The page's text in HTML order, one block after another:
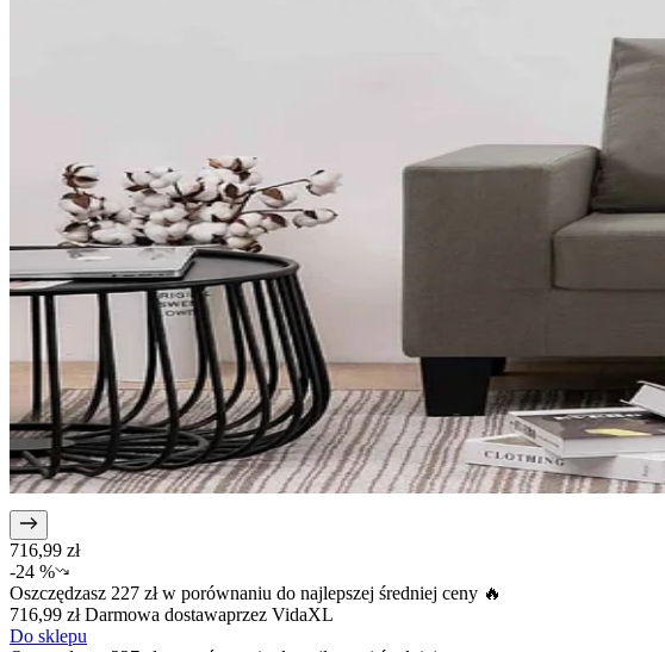
716,99 zł
-24 %
Oszczędzasz 227 złw porównaniu do najlepszej średniej ceny 🔥
716,99 złDarmowa dostawaprzez VidaXL
Do sklepu